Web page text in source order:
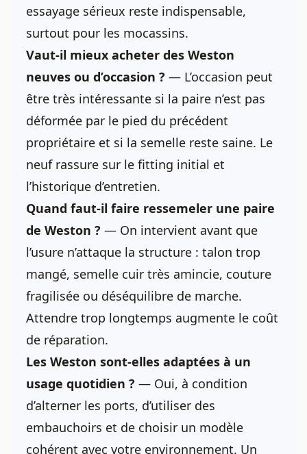
essayage sérieux reste indispensable,
surtout pour les mocassins.
Vaut-il mieux acheter des Weston
neuves ou d’occasion ? — L’occasion peut
être très intéressante si la paire n’est pas
déformée par le pied du précédent
propriétaire et si la semelle reste saine. Le
neuf rassure sur le fitting initial et
l’historique d’entretien.
Quand faut-il faire ressemeler une paire
de Weston ? — On intervient avant que
l’usure n’attaque la structure : talon trop
mangé, semelle cuir très aminciе, couture
fragilisée ou déséquilibre de marche.
Attendre trop longtemps augmente le coût
de réparation.
Les Weston sont-elles adaptées à un
usage quotidien ? — Oui, à condition
d’alterner les ports, d’utiliser des
embauchoirs et de choisir un modèle
cohérent avec votre environnement. Un